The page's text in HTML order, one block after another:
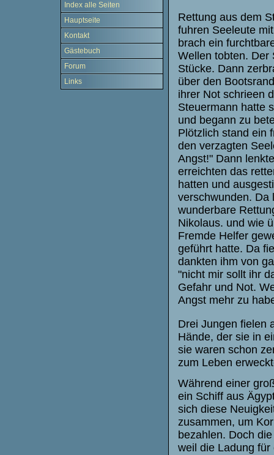
Index alle Seiten
Hauptseite
Kontakt
Gästebuch
Forum
Links
Rettung aus dem
fuhren Seeleute
brach ein
Wellen tobten. Der
Stücke. Dann
über den
ihrer Not schrieen
Steuermann hatte
und begann zu
Plötzlich stand ein
den verzagten
Angst!" Dann
erreichten das
hatten und
verschwunden. Da
wunderbare
Nikolaus. und wie
Fremde Helfer
geführt hatte. Da
dankten ihm von
"nicht mir sollt ihr
Gefahr und Not.
Angst mehr zu
Drei Jungen fielen
Hände, der sie in
sie waren schon
zum Leben
Während einer
ein Schiff aus
sich diese
zusammen, um
bezahlen. Doch
weil die Ladung